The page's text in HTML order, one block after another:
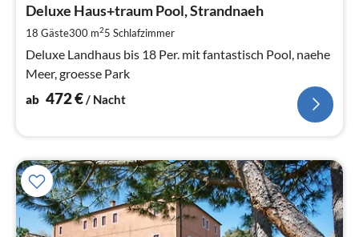
Deluxe Haus+traum Pool, Strandnaeh
18 Gäste300 m25 Schlafzimmer
Deluxe Landhaus bis 18 Per. mit fantastisch Pool, naehe
Meer, groesse Park
ab 472€/ Nacht